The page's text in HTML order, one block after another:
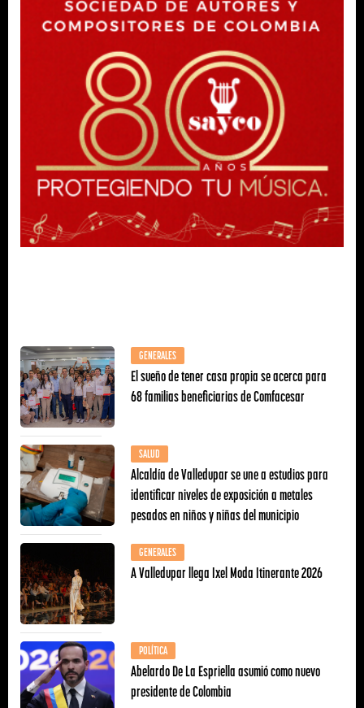
GENERALES
El sueño de tener casa propia se acerca para
68 familias beneficiarias de Comfacesar
SALUD
Alcaldía de Valledupar se une a estudios para
identificar niveles de exposición a metales
pesados en niños y niñas del municipio
GENERALES
A Valledupar llega Ixel Moda Itinerante 2026
POLÍTICA
Abelardo De La Espriella asumió como nuevo
presidente de Colombia